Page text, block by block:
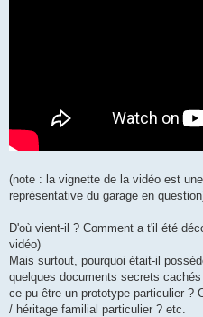
(note : la vignette de la vidéo est
représentative du garage en
D'où vient-il ? Comment a t'il été
vidéo)
Mais surtout, pourquoi était-il
quelques documents secrets
ce pu être un prototype particulier ?
/ héritage familial particulier ? etc.